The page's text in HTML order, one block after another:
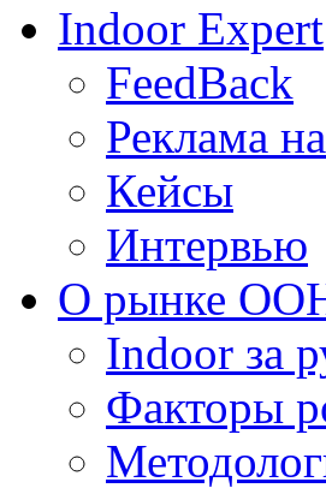
Indoor Expert
FeedBack
Реклама
Кейсы
Интервью
О рынке
Indoor за
Факторы